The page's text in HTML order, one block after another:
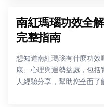
南紅瑪瑙功效全
完整指南
想知道南紅瑪瑙有什麼功
康、心理與運勢益處，包
人經驗分享，幫助您全面了